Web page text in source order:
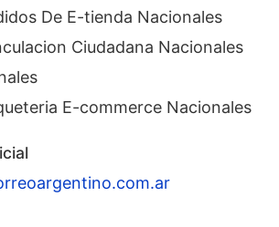
De E-tienda Nacionales
Ciudadana Nacionales
E-commerce Nacionales